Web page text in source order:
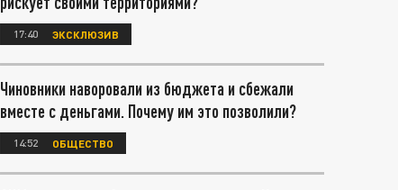
17:40 ЭКСКЛЮЗИВ
Чиновники наворовали из бюджета и сбежали
вместе с деньгами. Почему им это позволили?
14:52 ОБЩЕСТВО